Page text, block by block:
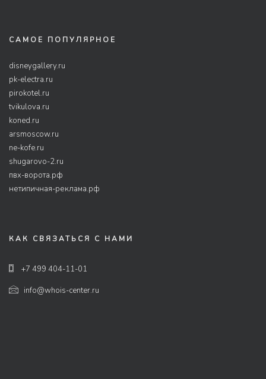
САМОЕ ПОПУЛЯРНОЕ
disneygallery.ru
pk-electra.ru
pirokotel.ru
tvikulova.ru
koned.ru
arsmoscow.ru
ne-kofe.ru
shugarovo-2.ru
пвх-ворота.рф
нетипичная-реклама.рф
КАК СВЯЗАТЬСЯ С НАМИ
+7 499 404-11-01
info@whois-center.ru